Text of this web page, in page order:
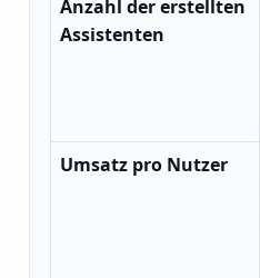
Anzahl der erstellten
Assistenten
Umsatz pro Nutzer